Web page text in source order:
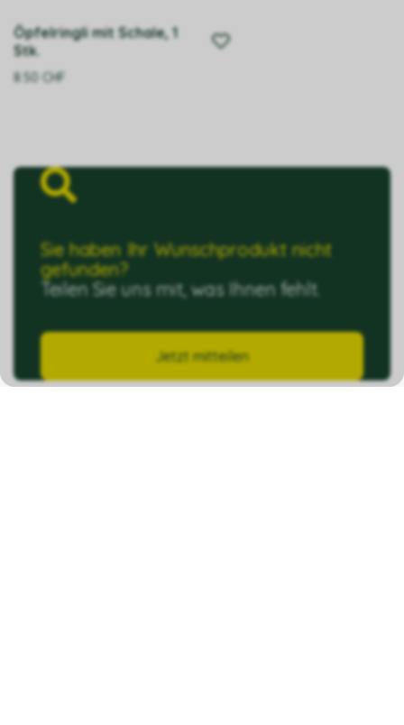
Öpfelringli mit Schale, 1
Stk.
8.50 CHF
Sie haben Ihr Wunschprodukt nicht
gefunden?
Teilen Sie uns mit, was Ihnen fehlt.
Jetzt mitteilen